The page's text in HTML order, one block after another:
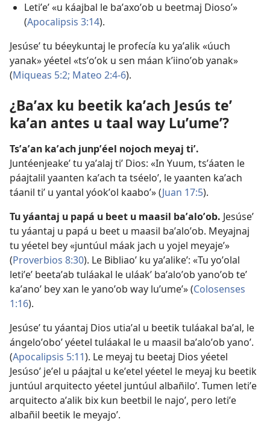
Letiʼeʼ «u káajbal le baʼaxoʼob u beetmaj Diosoʼ»
(Apocalipsis 3:14).
Jesúseʼ tu béeykuntaj le profecía ku yaʼalik «úuch
yanak» yéetel «tsʼoʼok u sen máan kʼiinoʼob yanak»
(Miqueas 5:2; Mateo 2:4-6).
¿Baʼax ku beetik kaʼach Jesús teʼ
kaʼan antes u taal way Luʼumeʼ?
Tsʼaʼan kaʼach junpʼéel nojoch meyaj tiʼ.
Juntéenjeakeʼ tu yaʼalaj tiʼ Dios: «In Yuum, tsʼáaten le
páajtalil yaanten kaʼach ta tséeloʼ, le yaanten kaʼach
táanil tiʼ u yantal yóokʼol kaaboʼ» (Juan 17:5).
Tu yáantaj u papá u beet u maasil baʼaloʼob. Jesúseʼ
tu yáantaj u papá u beet u maasil baʼaloʼob. Meyajnaj
tu yéetel bey «juntúul máak jach u yojel meyajeʼ»
(Proverbios 8:30). Le Bibliaoʼ ku yaʼalikeʼ: «Tu yoʼolal
letiʼeʼ beetaʼab tuláakal le uláakʼ baʼaloʼob yanoʼob teʼ
kaʼanoʼ bey xan le yanoʼob way luʼumeʼ» (Colosenses
1:16).
Jesúseʼ tu yáantaj Dios utiaʼal u beetik tuláakal baʼal, le
ángeloʼoboʼyéetel tuláakal le u maasil baʼaloʼob yanoʼ.
(Apocalipsis 5:11). Le meyaj tu beetaj Dios yéetel
Jesúsoʼ jeʼel u páajtal u keʼetel yéetel le meyaj ku beetik
juntúul arquitecto yéetel juntúul albañiloʼ. Tumen letiʼe
arquitecto aʼalik bix kun beetbil le najoʼ, pero letiʼe
albañil beetik le meyajoʼ.